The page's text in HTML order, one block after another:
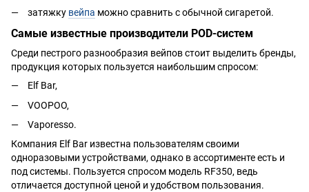
затяжку вейпа можно сравнить с обычной сигаретой.
Самые известные производители POD-систем
Среди пестрого разнообразия вейпов стоит выделить бренды,
продукция которых пользуется наибольшим спросом:
Elf Bar,
VOOPOO,
Vaporesso.
Компания Elf Bar известна пользователям своими
одноразовыми устройствами, однако в ассортименте есть и
под системы. Пользуется спросом модель RF350, ведь
отличается доступной ценой и удобством пользования.